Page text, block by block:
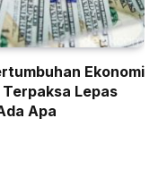
Ekonomi
Lepas
Apa